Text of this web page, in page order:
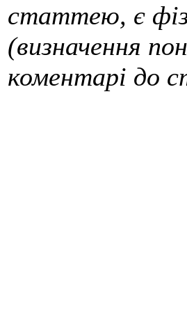
статтею, є
(визначення
коментарі до